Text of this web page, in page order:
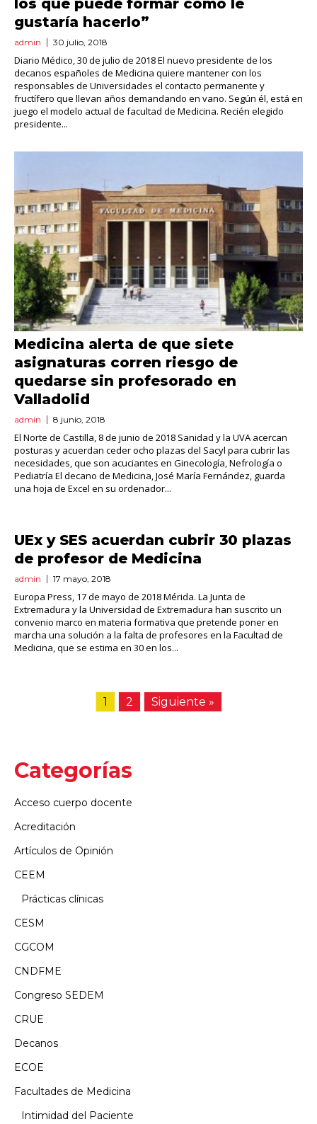
gustaría hacerlo”
admin 30 julio, 2018
Diario Médico, 30 de julio de 2018 El nuevo presidente de los
decanos españoles de Medicina quiere mantener con los
responsables de Universidades el contacto permanente y
fructífero que llevan años demandando en vano. Según él, está en
juego el modelo actual de facultad de Medicina. Recién elegido
presidente...
Medicina alerta de que siete
asignaturas corren riesgo de
quedarse sin profesorado en
Valladolid
admin 8 junio, 2018
El Norte de Castilla, 8 de junio de 2018 Sanidad y la UVA acercan
posturas y acuerdan ceder ocho plazas del Sacyl para cubrir las
necesidades, que son acuciantes en Ginecología, Nefrología o
Pediatría El decano de Medicina, José María Fernández, guarda
una hoja de Excel en su ordenador...
UEx y SES acuerdan cubrir 30 plazas
de profesor de Medicina
admin 17 mayo, 2018
Europa Press, 17 de mayo de 2018 Mérida. La Junta de
Extremadura y la Universidad de Extremadura han suscrito un
convenio marco en materia formativa que pretende poner en
marcha una solución a la falta de profesores en la Facultad de
Medicina, que se estima en 30 en los...
1 2 Siguiente »
Categorías
Acceso cuerpo docente
Acreditación
Artículos de Opinión
CEEM
Prácticas clínicas
CESM
CGCOM
CNDFME
Congreso SEDEM
CRUE
Decanos
ECOE
Facultades de Medicina
Intimidad del Paciente